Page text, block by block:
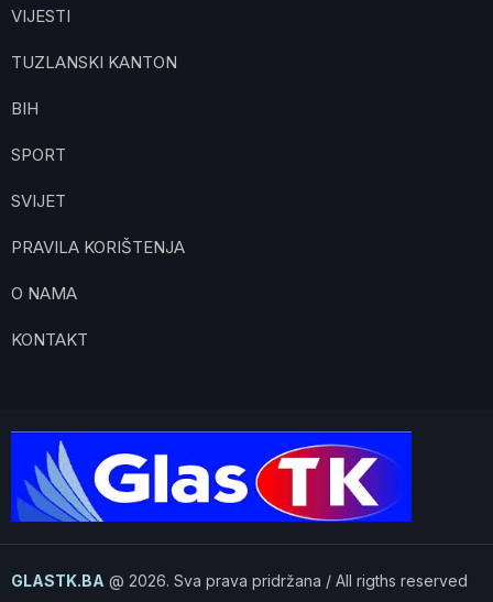
VIJESTI
TUZLANSKI KANTON
BIH
SPORT
SVIJET
PRAVILA KORIŠTENJA
O NAMA
KONTAKT
GLASTK.BA @ 2026. Sva prava pridržana / All rigths reserved